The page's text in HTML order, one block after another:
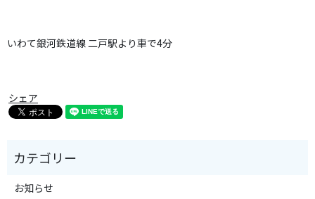
いわて銀河鉄道線 二戸駅より車で4分
シェア
お知らせ